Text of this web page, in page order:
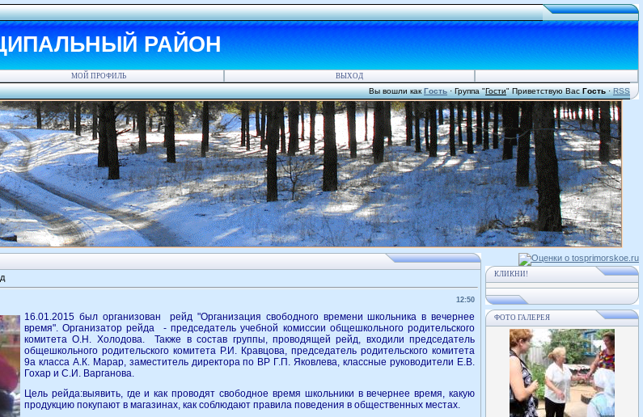
РАЙОН
МОЙ ПРОФИЛЬ ВЫХОД
Вы вошли как Гость·Группа"Гости"Приветствую ВасГость·RSS
12:50
16.01.2015 был организован рейд "Организация свободного времени школьника в вечернее
время". Организатор рейда - председатель учебной комиссии общешкольного родительского
комитета О.Н. Холодова. Также в состав группы, проводящей рейд, входили председатель
общешкольного родительского комитета Р.И. Кравцова, председатель родительского комитета
9а класса А.К. Марар, заместитель директора по ВР Г.П. Яковлева, классные руководители Е.В.
Гохар и С.И. Варганова.
Цель рейда:выявить, где и как проводят свободное время школьники в вечернее время, какую
продукцию покупают в магазинах, как соблюдают правила поведения в общественных местах.
КЛИКНИ!
ФОТО ГАЛЕРЕЯ